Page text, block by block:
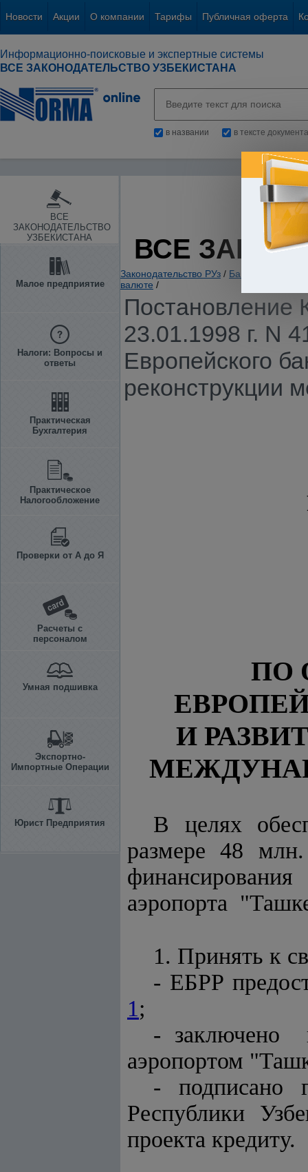
Новости Акции О компании Тарифы Публичная оферта
Информационно-поисковые и экспертные системы
ВСЕ ЗАКОНОДАТЕЛЬСТВО УЗБЕКИСТАНА
в названии в тексте документа
ВСЕ
ЗАКОНОДАТЕЛЬСТВО
УЗБЕКИСТАНА
Малое предприятие
Налоги: Вопросы и
ответы
Практическая
Бухгалтерия
Практическое
Налогообложение
Проверки от А до Я
Расчеты с
персоналом
Умная подшивка
Экспортно-
Импортные Операции
Юрист Предприятия
ВСЕ
Законодательство РУз / Банки.
валюте /
Постановление
23.01.1998 г. N
Европейского
реконструкции
ПО
И
В целях
размере 48
аэропорта
1. Принять к
- ЕБРР
1;
- заключено
аэропортом
- подписано
Республики
проекта кредиту.